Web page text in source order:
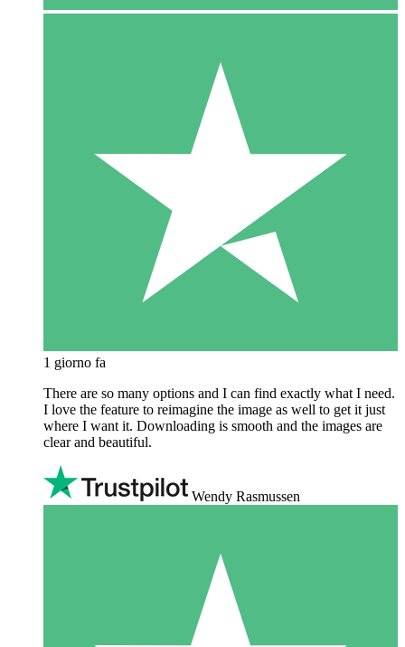
1 giorno fa
There are so many options and I can find exactly what I need.
I love the feature to reimagine the image as well to get it just
where I want it. Downloading is smooth and the images are
clear and beautiful.
Wendy Rasmussen